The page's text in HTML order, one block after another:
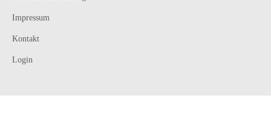
Impressum
Kontakt
Login